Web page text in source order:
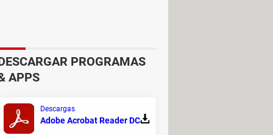
programarlo. También puedes
de forma recurrente.
PROGRAMAS
APPS
Descargas
Adobe Acrobat Reader DC